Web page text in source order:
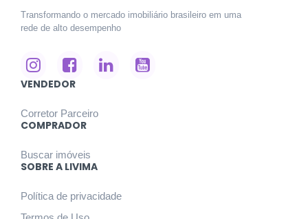
Transformando o mercado imobiliário brasileiro em uma
rede de alto desempenho
VENDEDOR
Corretor Parceiro
COMPRADOR
Buscar imóveis
SOBRE A LIVIMA
Política de privacidade